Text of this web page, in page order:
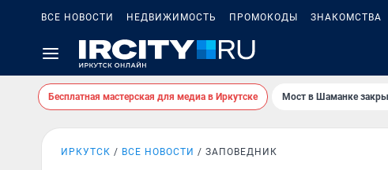
ВСЕ НОВОСТИ НЕДВИЖИМОСТЬ ПРОМОКОДЫ ЗНАКОМСТВА
Бесплатная мастерская для медиа в Иркутске Мост в Шаманке
ИРКУТСК ВСЕ НОВОСТИ ЗАПОВЕДНИК